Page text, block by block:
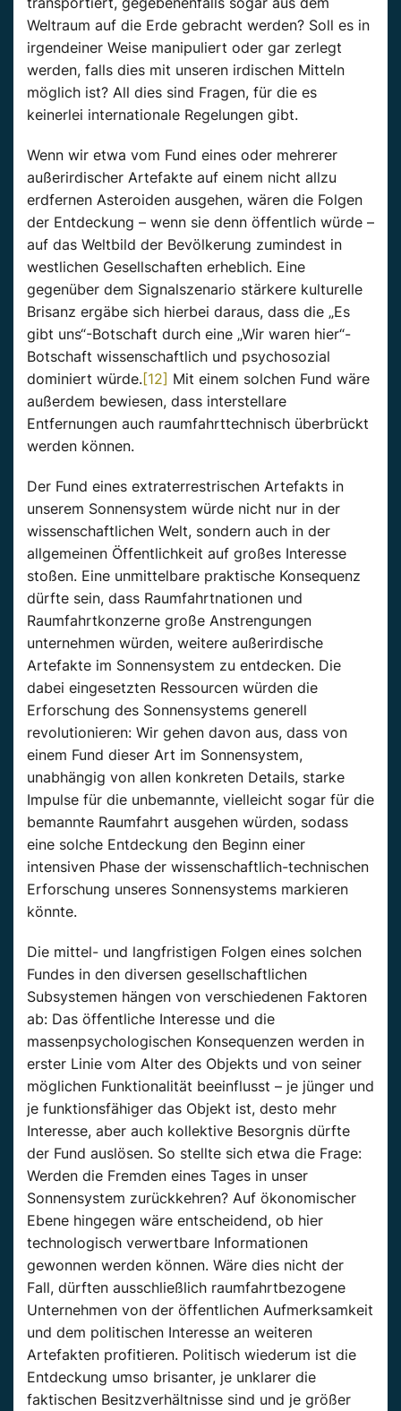
Weltraum auf die Erde gebracht werden? Soll es in
irgendeiner Weise manipuliert oder gar zerlegt
werden, falls dies mit unseren irdischen Mitteln
möglich ist? All dies sind Fragen, für die es
keinerlei internationale Regelungen gibt.
Wenn wir etwa vom Fund eines oder mehrerer
außerirdischer Artefakte auf einem nicht allzu
erdfernen Asteroiden ausgehen, wären die Folgen
der Entdeckung – wenn sie denn öffentlich würde –
auf das Weltbild der Bevölkerung zumindest in
westlichen Gesellschaften erheblich. Eine
gegenüber dem Signalszenario stärkere kulturelle
Brisanz ergäbe sich hierbei daraus, dass die „Es
gibt uns“-Botschaft durch eine „Wir waren hier“-
Botschaft wissenschaftlich und psychosozial
dominiert würde.[12] Mit einem solchen Fund wäre
außerdem bewiesen, dass interstellare
Entfernungen auch raumfahrttechnisch überbrückt
werden können.
Der Fund eines extraterrestrischen Artefakts in
unserem Sonnensystem würde nicht nur in der
wissenschaftlichen Welt, sondern auch in der
allgemeinen Öffentlichkeit auf großes Interesse
stoßen. Eine unmittelbare praktische Konsequenz
dürfte sein, dass Raumfahrtnationen und
Raumfahrtkonzerne große Anstrengungen
unternehmen würden, weitere außerirdische
Artefakte im Sonnensystem zu entdecken. Die
dabei eingesetzten Ressourcen würden die
Erforschung des Sonnensystems generell
revolutionieren: Wir gehen davon aus, dass von
einem Fund dieser Art im Sonnensystem,
unabhängig von allen konkreten Details, starke
Impulse für die unbemannte, vielleicht sogar für die
bemannte Raumfahrt ausgehen würden, sodass
eine solche Entdeckung den Beginn einer
intensiven Phase der wissenschaftlich-technischen
Erforschung unseres Sonnensystems markieren
könnte.
Die mittel- und langfristigen Folgen eines solchen
Fundes in den diversen gesellschaftlichen
Subsystemen hängen von verschiedenen Faktoren
ab: Das öffentliche Interesse und die
massenpsychologischen Konsequenzen werden in
erster Linie vom Alter des Objekts und von seiner
möglichen Funktionalität beeinflusst – je jünger und
je funktionsfähiger das Objekt ist, desto mehr
Interesse, aber auch kollektive Besorgnis dürfte
der Fund auslösen. So stellte sich etwa die Frage:
Werden die Fremden eines Tages in unser
Sonnensystem zurückkehren? Auf ökonomischer
Ebene hingegen wäre entscheidend, ob hier
technologisch verwertbare Informationen
gewonnen werden können. Wäre dies nicht der
Fall, dürften ausschließlich raumfahrtbezogene
Unternehmen von der öffentlichen Aufmerksamkeit
und dem politischen Interesse an weiteren
Artefakten profitieren. Politisch wiederum ist die
Entdeckung umso brisanter, je unklarer die
faktischen Besitzverhältnisse sind und je größer